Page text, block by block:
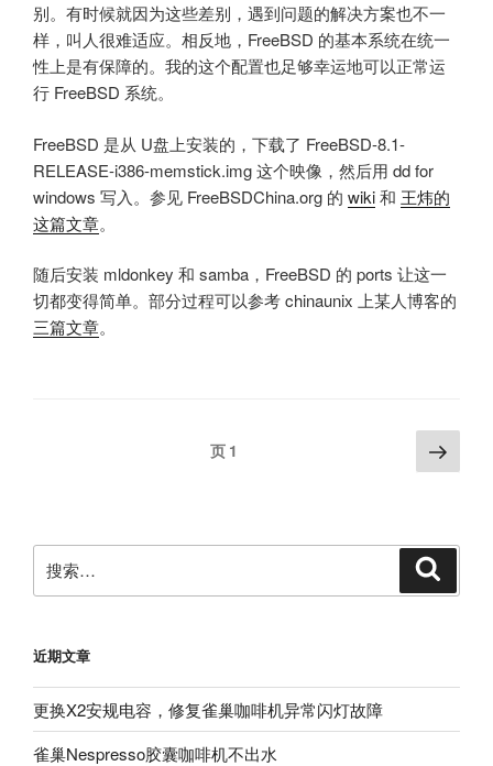
别。有时候就因为这些差别，遇到问题的解决方案也不一
样，叫人很难适应。相反地，FreeBSD 的基本系统在统一
性上是有保障的。我的这个配置也足够幸运地可以正常运
行 FreeBSD 系统。
FreeBSD 是从 U盘上安装的，下载了 FreeBSD-8.1-
RELEASE-i386-memstick.img 这个映像，然后用 dd for
windows 写入。参见 FreeBSDChina.org 的 wiki和 王炜的
这篇文章。
随后安装 mldonkey 和 samba，FreeBSD 的 ports 让这一
切都变得简单。部分过程可以参考 chinaunix 上某人博客的
三篇文章。
页 1 下
一
索：
近期文章
更换X2安规电容，修复雀巢咖啡机异常闪灯故障
雀巢Nespresso胶囊咖啡机不出水